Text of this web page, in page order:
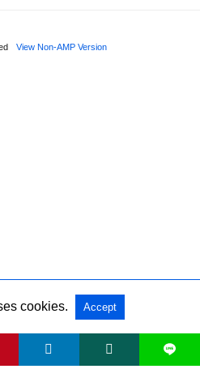
View Non-AMP Version
L
cookies. Accept